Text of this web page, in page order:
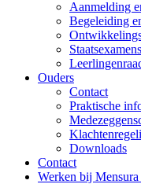
Aanmelding
Begeleiding
Staatsexamens
Ouders
Contact
Praktische
Downloads
Contact
Werken bij